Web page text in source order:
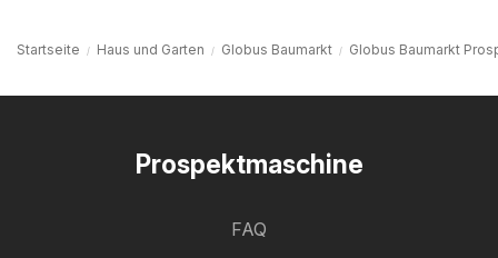
Startseite Haus und Garten Globus Baumarkt Globus Baumarkt
Prospektmaschine
FAQ